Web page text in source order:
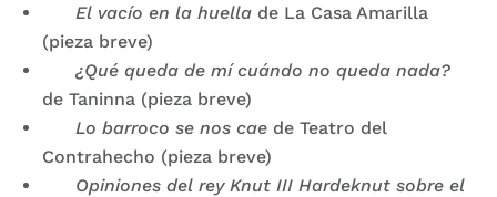
El vacío en la huella de La Casa Amarilla
(pieza breve)
¿Qué queda de mí cuándo no queda nada?
de Taninna (pieza breve)
Lo barroco se nos cae de Teatro del
Contrahecho (pieza breve)
Opiniones del rey Knut III Hardeknut sobre el